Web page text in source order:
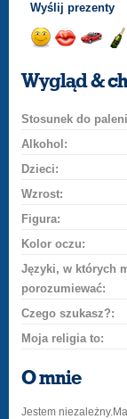
Wyślij prezenty
uśmiech
buziaka
Wygląd &
Stosunek do
Alkohol:
Dzieci:
Wzrost:
Figura:
Kolor oczu:
Języki, w których
porozumiewać:
Czego szukasz?:
Moja religia to:
O mnie
Jestem